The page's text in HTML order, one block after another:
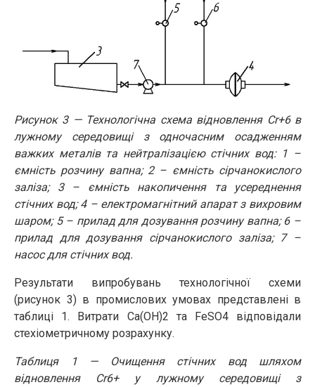
Рисунок 3 — Технологічна схема відновлення Сr+6 в
лужному середовищі з одночасним осадженням
важких металів та нейтралізацією стічних вод: 1 –
ємність розчину вапна; 2 – ємність сірчанокислого
заліза; 3 – ємність накопичення та усереднення
стічних вод; 4 – електромагнітний апарат з вихровим
шаром; 5 – прилад для дозування розчину вапна; 6 –
прилад для дозування сірчанокислого заліза; 7 –
насос для стічних вод.
Результати випробувань технологічної схеми
(рисунок 3) в промислових умовах представлені в
таблиці 1. Витрати Са(ОН)2 та FeSO4 відповідали
стехіометричному розрахунку.
Таблиця 1 — Очищення стічних вод шляхом
відновлення Cr6+ у лужному середовищі з